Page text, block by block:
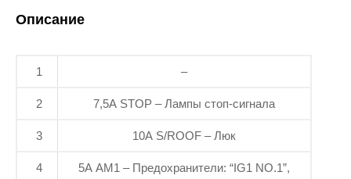
Описание
1 –
2 7,5A STOP – Лампы стоп-сигнала
3 10A S/ROOF – Люк
4
5A AM1 – Предохранители: “IG1 NO.1”,